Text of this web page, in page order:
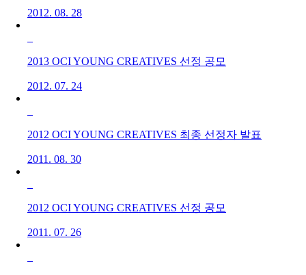
2012. 08. 28
2013 OCI YOUNG CREATIVES 선정 공모
2012. 07. 24
2012 OCI YOUNG CREATIVES 최종 선정자 발표
2011. 08. 30
2012 OCI YOUNG CREATIVES 선정 공모
2011. 07. 26